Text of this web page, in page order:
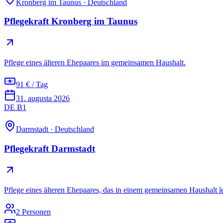
Kronberg im Taunus · Deutschland
Pflegekraft Kronberg im Taunus
Pflege eines älteren Ehepaares im gemeinsamen Haushalt.
91 € / Tag
31. augusta 2026
DE B1
Darmstadt · Deutschland
Pflegekraft Darmstadt
Pflege eines älteren Ehepaares, das in einem gemeinsamen Haushalt
2 Personen